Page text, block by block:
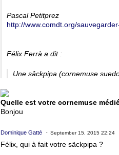
Pascal Petitprez
http://www.comdt.org/
Félix Ferrà a dit :
Une sâckpipa (cornemuse
Quelle est votre cornemuse
Bonjou
Dominique Gatté September 15, 2015 22:24
Félix, qui à fait votre säckpipa ?